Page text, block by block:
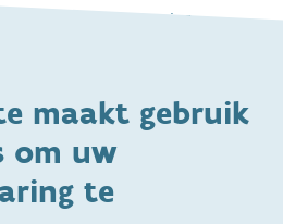
maakt gebruik
om uw
te
Dagelijkse verzorging
Gezinsleven
Adoptie
Kinderwens